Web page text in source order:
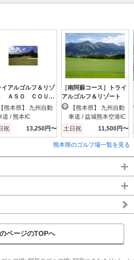
イアルゴルフ＆リゾ
ＡＳＯ ＣＯＵＲ
（阿蘇東急）
道 / 熊本IC
祝
13,250円〜
［南阿蘇コース］トライ
アルゴルフ＆リゾート
車道 / 益城熊本空港IC
土日祝
11,500円〜
熊本県のゴルフ場一覧を見る
ページのTOPへ